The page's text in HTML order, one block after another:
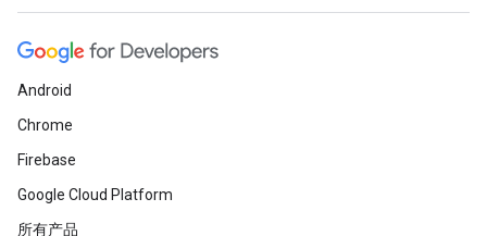
Android
Chrome
Firebase
Google Cloud Platform
所有产品